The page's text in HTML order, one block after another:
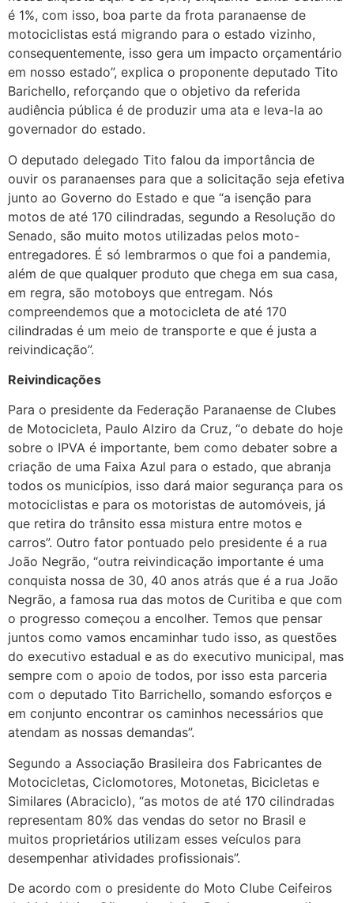
é 1%, com isso, boa parte da frota paranaense de
motociclistas está migrando para o estado vizinho,
consequentemente, isso gera um impacto orçamentário
em nosso estado”, explica o proponente deputado Tito
Barichello, reforçando que o objetivo da referida
audiência pública é de produzir uma ata e leva-la ao
governador do estado.
O deputado delegado Tito falou da importância de
ouvir os paranaenses para que a solicitação seja efetiva
junto ao Governo do Estado e que “a isenção para
motos de até 170 cilindradas, segundo a Resolução do
Senado, são muito motos utilizadas pelos moto-
entregadores. É só lembrarmos o que foi a pandemia,
além de que qualquer produto que chega em sua casa,
em regra, são motoboys que entregam. Nós
compreendemos que a motocicleta de até 170
cilindradas é um meio de transporte e que é justa a
reivindicação”.
Reivindicações
Para o presidente da Federação Paranaense de Clubes
de Motocicleta, Paulo Alziro da Cruz, “o debate do hoje
sobre o IPVA é importante, bem como debater sobre a
criação de uma Faixa Azul para o estado, que abranja
todos os municípios, isso dará maior segurança para os
motociclistas e para os motoristas de automóveis, já
que retira do trânsito essa mistura entre motos e
carros”. Outro fator pontuado pelo presidente é a rua
João Negrão, “outra reivindicação importante é uma
conquista nossa de 30, 40 anos atrás que é a rua João
Negrão, a famosa rua das motos de Curitiba e que com
o progresso começou a encolher. Temos que pensar
juntos como vamos encaminhar tudo isso, as questões
do executivo estadual e as do executivo municipal, mas
sempre com o apoio de todos, por isso esta parceria
com o deputado Tito Barrichello, somando esforços e
em conjunto encontrar os caminhos necessários que
atendam as nossas demandas”.
Segundo a Associação Brasileira dos Fabricantes de
Motocicletas, Ciclomotores, Motonetas, Bicicletas e
Similares (Abraciclo), “as motos de até 170 cilindradas
representam 80% das vendas do setor no Brasil e
muitos proprietários utilizam esses veículos para
desempenhar atividades profissionais”.
De acordo com o presidente do Moto Clube Ceifeiros